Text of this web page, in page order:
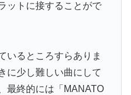
ットに接することがで
いるところすらありま
に少し難しい曲にして
最終的には「MANATO